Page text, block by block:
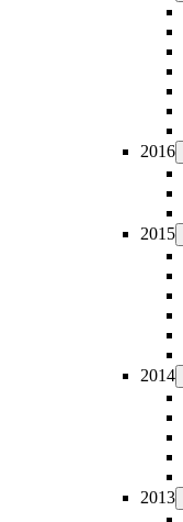
2016
2015
2014
2013